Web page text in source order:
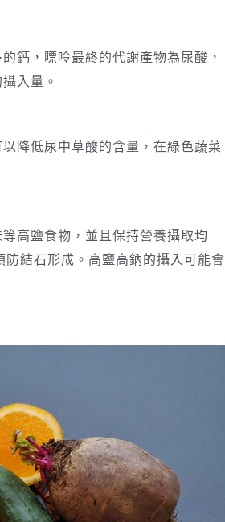
鈣，嘌呤最終的代謝產物為尿酸，
入量。
降低尿中草酸的含量，在綠色蔬菜
高鹽食物，並且保持營養攝取均
結石形成。高鹽高鈉的攝入可能會